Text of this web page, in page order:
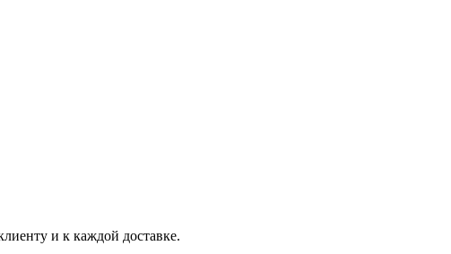
и к каждой доставке.